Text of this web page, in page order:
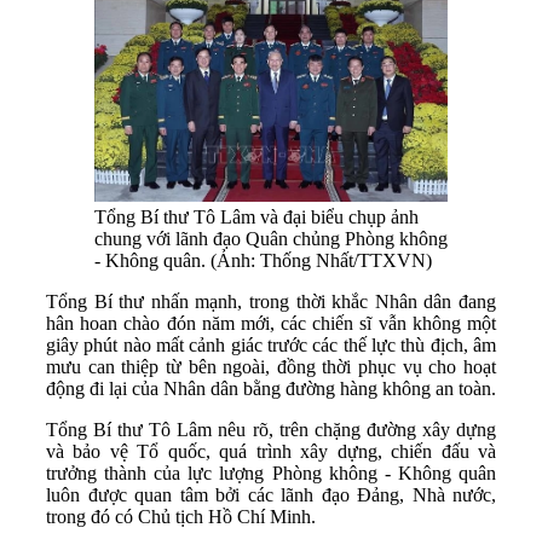
Tổng Bí thư Tô Lâm và đại biểu chụp ảnh
chung với lãnh đạo Quân chủng Phòng không
- Không quân. (Ảnh: Thống Nhất/TTXVN)
Tổng Bí thư nhấn mạnh, trong thời khắc Nhân dân đang
hân hoan chào đón năm mới, các chiến sĩ vẫn không một
giây phút nào mất cảnh giác trước các thế lực thù địch, âm
mưu can thiệp từ bên ngoài, đồng thời phục vụ cho hoạt
động đi lại của Nhân dân bằng đường hàng không an toàn.
Tổng Bí thư Tô Lâm nêu rõ, trên chặng đường xây dựng
và bảo vệ Tổ quốc, quá trình xây dựng, chiến đấu và
trưởng thành của lực lượng Phòng không - Không quân
luôn được quan tâm bởi các lãnh đạo Đảng, Nhà nước,
trong đó có Chủ tịch Hồ Chí Minh.